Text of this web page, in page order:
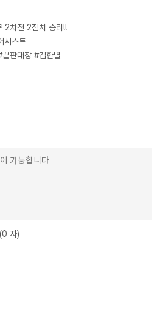
2차전 2점차 승리!!
시스트
판대장 #김한별
(0 자)